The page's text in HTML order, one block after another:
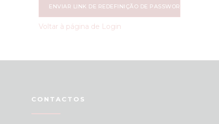
ENVIAR LINK DE REDEFINIÇÃO DE PASSWORD
Voltar à página de Login
CONTACTOS